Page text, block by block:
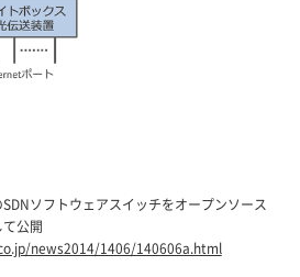
ソフトウェアスイッチをオープンソース
公開
news2014/1406/140606a.html